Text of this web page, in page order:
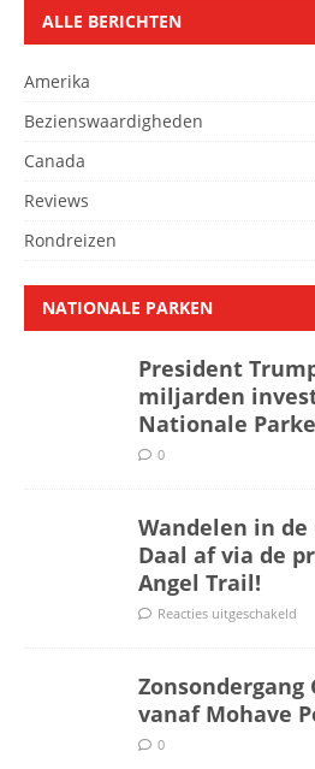
ALLE BERICHTEN
Amerika
Bezienswaardigheden
Canada
Reviews
Rondreizen
NATIONALE PARKEN
President
miljarden
Nationale
0
Wandelen in de
Daal af via de
Angel Trail!
Reacties uitgeschakeld
Zonsondergang
vanaf Mohave
0